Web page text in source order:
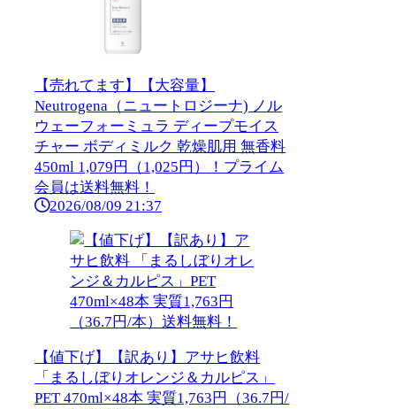
【売れてます】【大容量】
Neutrogena（ニュートロジーナ) ノル
ウェーフォーミュラ ディープモイス
チャー ボディミルク 乾燥肌用 無香料
450ml 1,079円（1,025円）！プライム
会員は送料無料！
2026/08/09 21:37
【値下げ】【訳あり】アサヒ飲料
「まるしぼりオレンジ＆カルピス」
PET 470ml×48本 実質1,763円（36.7円/